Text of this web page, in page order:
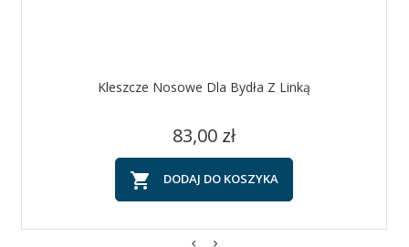
Kleszcze Nosowe Dla Bydła Z Linką
Cena
83,00 zł
 DODAJ DO KOSZYKA